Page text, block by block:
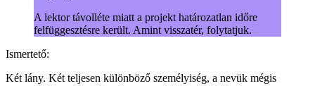
A lektor távolléte miatt a projekt határozatlan időre
felfüggesztésre került. Amint visszatér, folytatjuk.
Ismertető:
Két lány. Két teljesen különböző személyiség, a nevük mégis